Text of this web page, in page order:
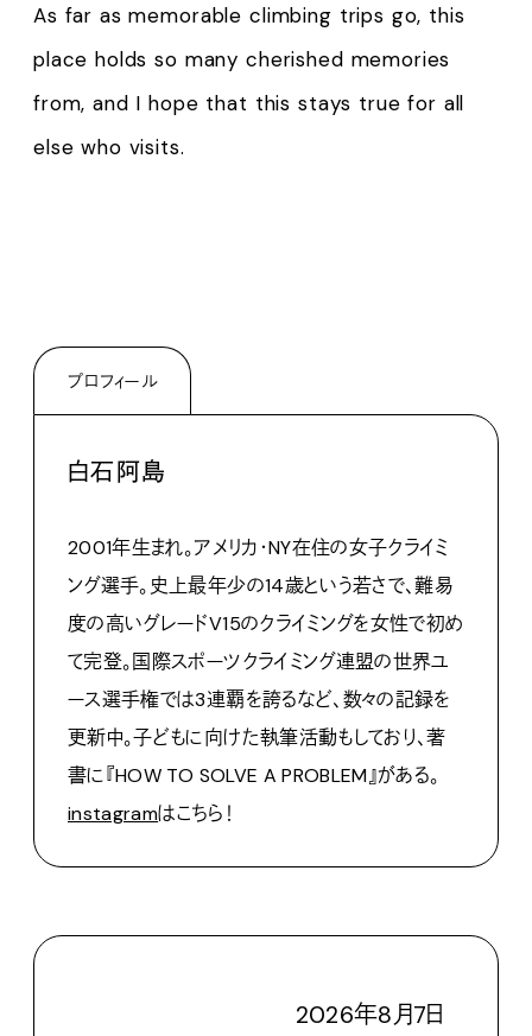
As far as memorable climbing trips go, this
place holds so many cherished memories
from, and I hope that this stays true for all
else who visits.
プロフィール
白石阿島
2001年生まれ。アメリカ・NY在住の女子クライミ
ング選手。史上最年少の14歳という若さで、難易
度の高いグレードV15のクライミングを女性で初め
て完登。国際スポーツクライミング連盟の世界ユ
ース選手権では3連覇を誇るなど、数々の記録を
更新中。子どもに向けた執筆活動もしており、著
書に『HOW TO SOLVE A PROBLEM』がある。
instagramはこちら！
2026年8月7日